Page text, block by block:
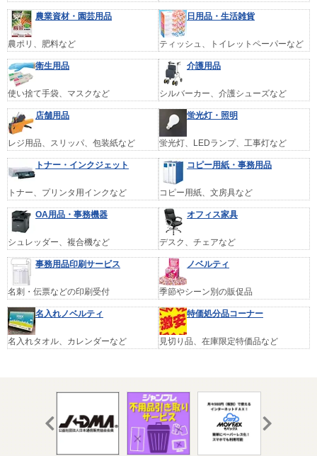
農業資材・園芸用品
農ポリ、肥料など
日用品・生活雑貨
ティッシュ、トイレットペーパーなど
衛生用品
使い捨て手袋、マスクなど
介護用品
シルバーカー、介護シューズなど
店舗用品
レジ用品、スリッパ、包装紙など
蛍光灯・照明
蛍光灯、LEDランプ、工事灯など
トナー・インクジェット
トナー、プリンタ用インクなど
コピー用紙・事務用品
コピー用紙、文房具など
OA用品・事務機器
シュレッダー、複合機など
オフィス家具
デスク、チェアなど
事務用品印刷サービス
名刺・伝票などの印刷受付
ノベルティ
季節やシーン別の販促品
名入れノベルティ
名入れタオル、カレンダーなど
特価処分品コーナー
見切り品、在庫限定特価品など